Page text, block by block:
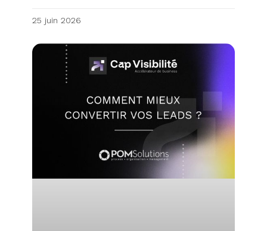
25 juin 2026